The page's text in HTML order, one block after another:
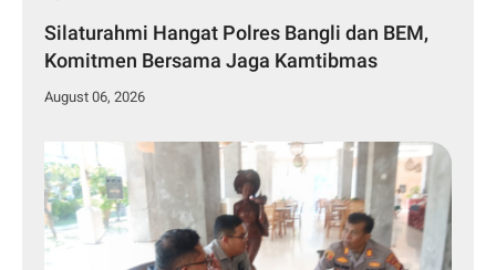
Silaturahmi Hangat Polres Bangli dan BEM,
Komitmen Bersama Jaga Kamtibmas
August 06, 2026